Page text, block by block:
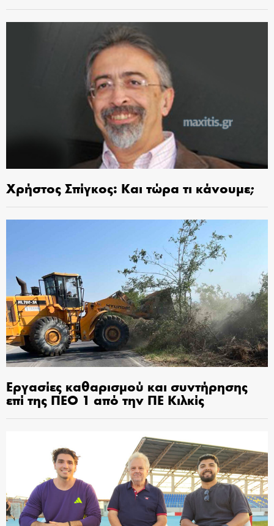
Χρήστος Σπίγκος: Και τώρα τι κάνουμε;
Εργασίες καθαρισμού και συντήρησης
επί της ΠΕΟ 1 από την ΠΕ Κιλκίς